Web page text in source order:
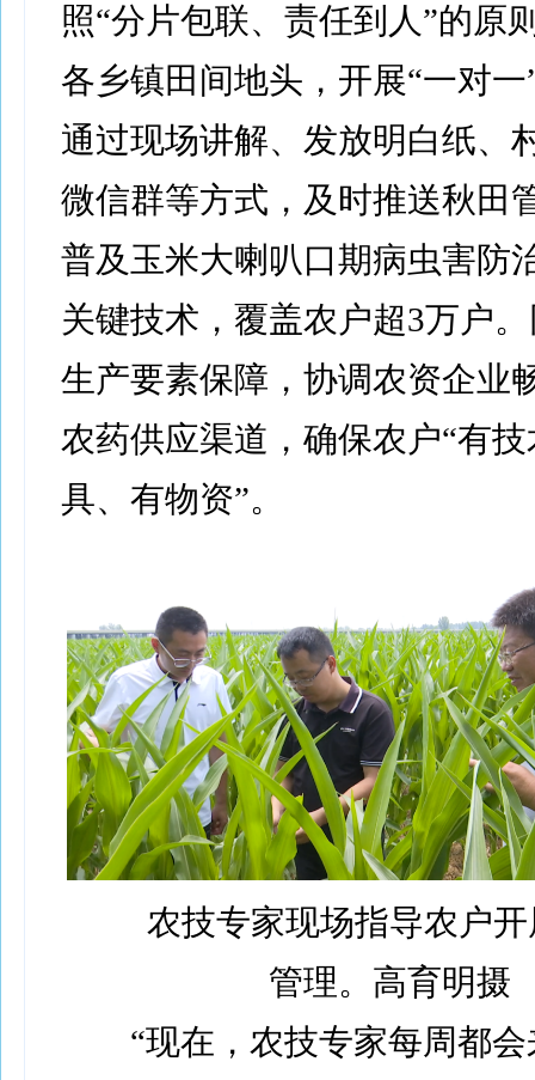
照“分片包联、责任到人”的原
各乡镇田间地头，开展“一对
通过现场讲解、发放明白纸、
微信群等方式，及时推送秋田
普及玉米大喇叭口期病虫害防
关键技术，覆盖农户超3万户
生产要素保障，协调农资企业
农药供应渠道，确保农户“有
具、有物资”。
农技专家现场指导农户开
管理。高育明摄
“现在，农技专家每周都会